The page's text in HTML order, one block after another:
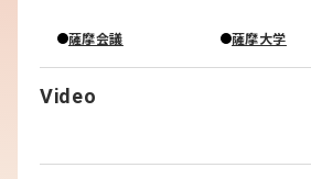
薩摩会議 薩摩大学
Video